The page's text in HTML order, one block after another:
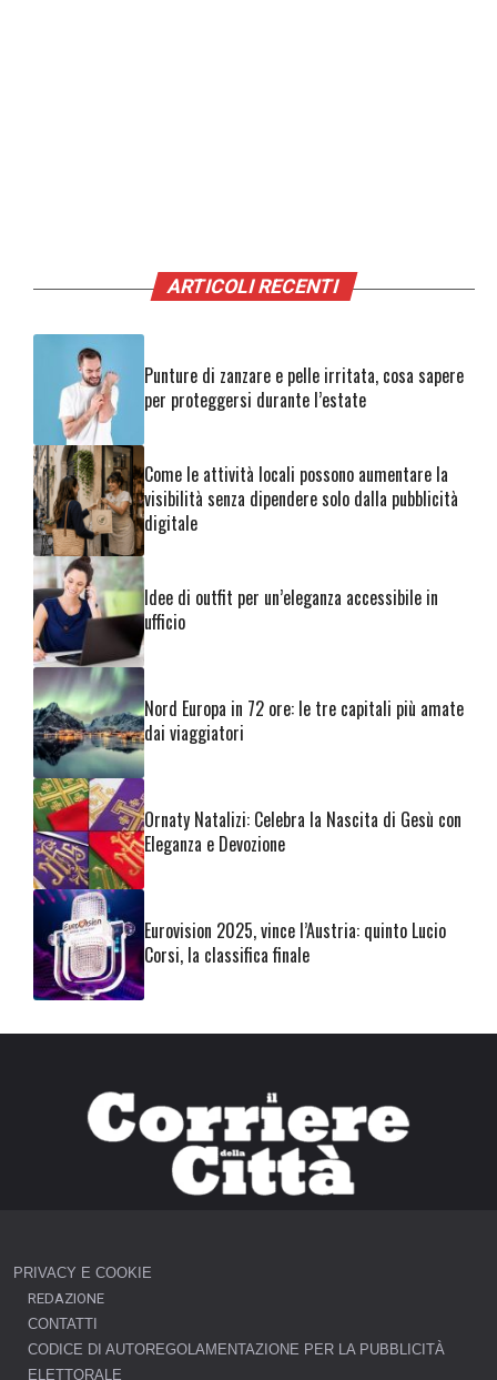
ARTICOLI RECENTI
Punture di zanzare e pelle irritata, cosa sapere
per proteggersi durante l’estate
Come le attività locali possono aumentare la
visibilità senza dipendere solo dalla pubblicità
digitale
Idee di outfit per un’eleganza accessibile in
ufficio
Nord Europa in 72 ore: le tre capitali più amate
dai viaggiatori
Ornaty Natalizi: Celebra la Nascita di Gesù con
Eleganza e Devozione
Eurovision 2025, vince l’Austria: quinto Lucio
Corsi, la classifica finale
PRIVACY E COOKIE
REDAZIONE
CONTATTI
CODICE DI AUTOREGOLAMENTAZIONE PER LA PUBBLICITÀ
ELETTORALE